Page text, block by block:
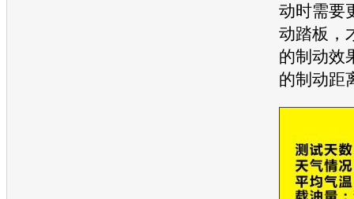
动时需要
动踏板，
的制动效
的制动距